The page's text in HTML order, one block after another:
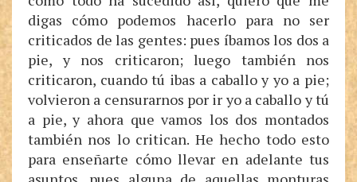
digas cómo podemos hacerlo para no ser
criticados de las gentes: pues íbamos los dos a
pie, y nos criticaron; luego también nos
criticaron, cuando tú ibas a caballo y yo a pie;
volvieron a censurarnos por ir yo a caballo y tú
a pie, y ahora que vamos los dos montados
también nos lo critican. He hecho todo esto
para enseñarte cómo llevar en adelante tus